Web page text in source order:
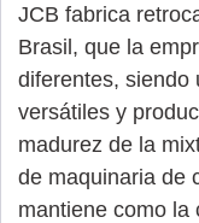
JCB fabrica
Brasil, que la
diferentes, siendo
versátiles y
madurez de la
de maquinaria de
mantiene como la